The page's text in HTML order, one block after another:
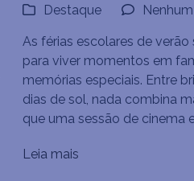
Destaque
As férias escolares de
para viver momentos em
memórias especiais. Entre
dias de sol, nada combina
que uma sessão de cinema
Leia mais